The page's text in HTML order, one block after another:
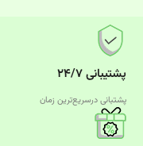
پشتیبانی ۲۴/۷
پشتبانی درسریع‌ترین زمان